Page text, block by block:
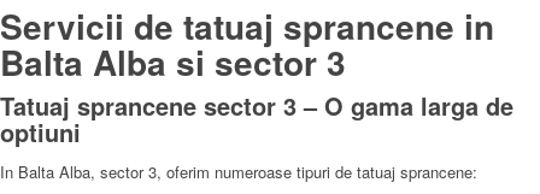
Servicii de tatuaj sprancene in
Balta Alba si sector 3
Tatuaj sprancene sector 3 – O gama larga de
optiuni
In Balta Alba, sector 3, oferim numeroase tipuri de tatuaj sprancene: